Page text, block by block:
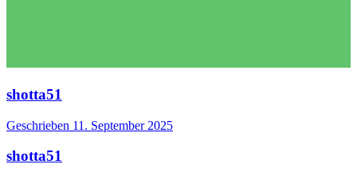
shotta51
Geschrieben 11. September 2025
shotta51